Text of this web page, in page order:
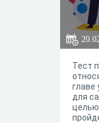
Тест
главе
для
целью